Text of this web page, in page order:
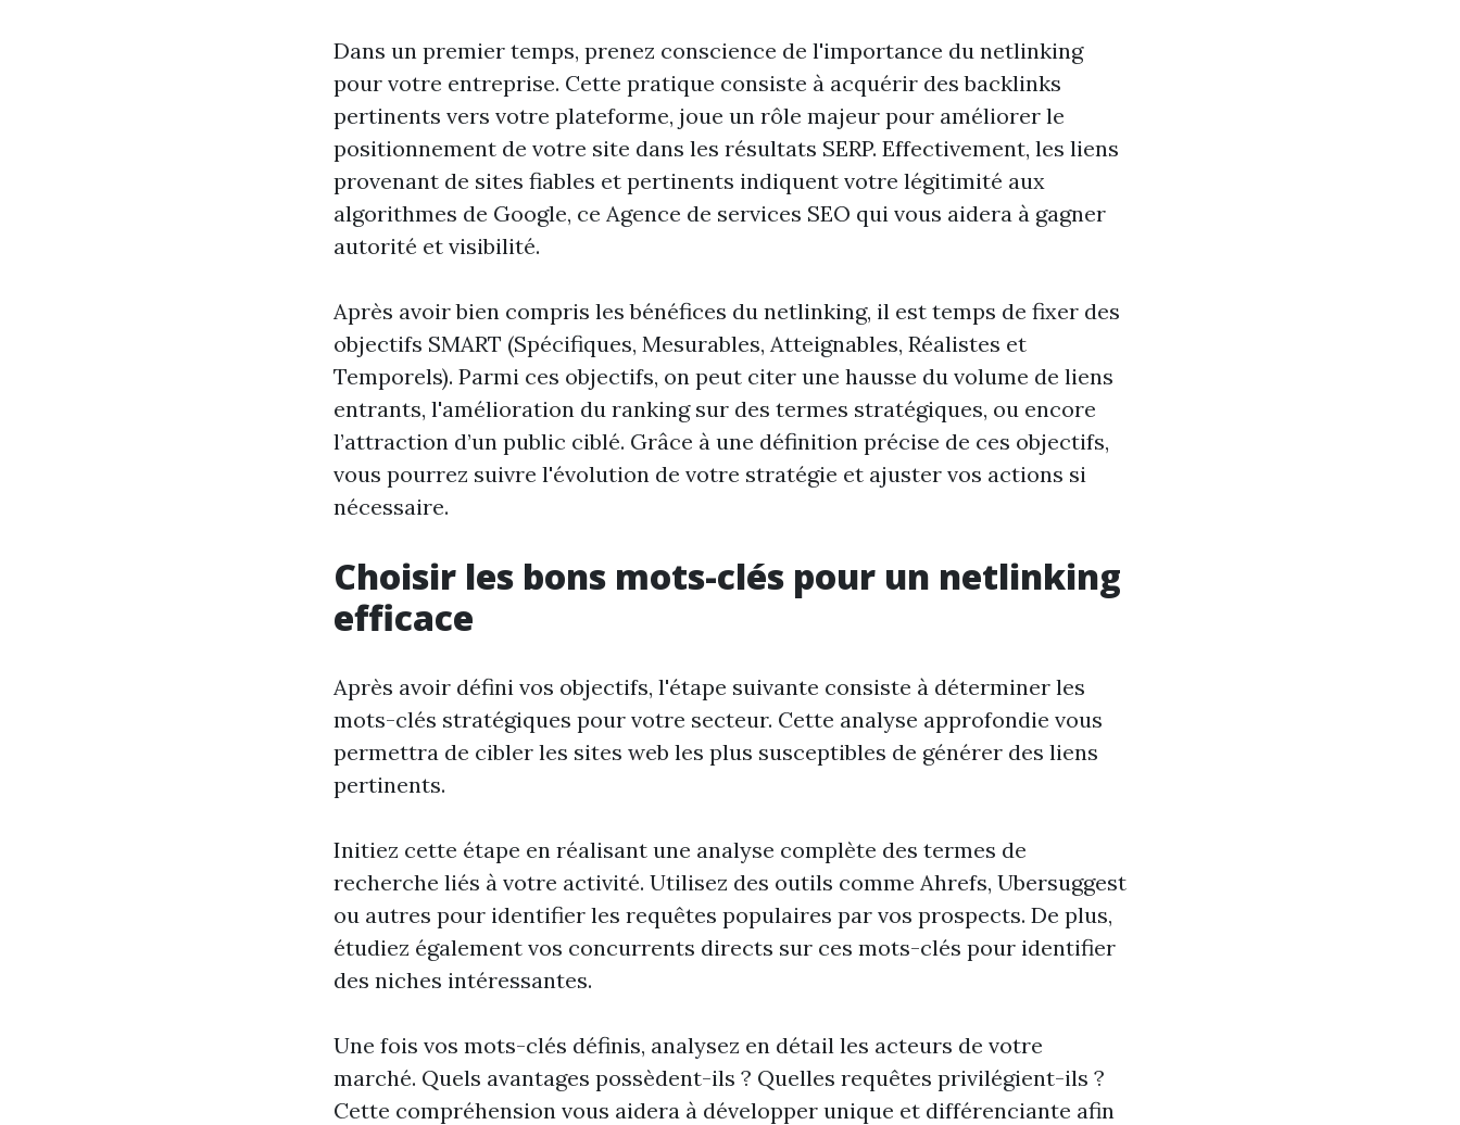
Dans un premier temps, prenez conscience de l'importance du netlinking
pour votre entreprise. Cette pratique consiste à acquérir des backlinks
pertinents vers votre plateforme, joue un rôle majeur pour améliorer le
positionnement de votre site dans les résultats SERP. Effectivement, les liens
provenant de sites fiables et pertinents indiquent votre légitimité aux
algorithmes de Google, ce Agence de services SEO qui vous aidera à gagner
autorité et visibilité.
Après avoir bien compris les bénéfices du netlinking, il est temps de fixer des
objectifs SMART (Spécifiques, Mesurables, Atteignables, Réalistes et
Temporels). Parmi ces objectifs, on peut citer une hausse du volume de liens
entrants, l'amélioration du ranking sur des termes stratégiques, ou encore
l’attraction d’un public ciblé. Grâce à une définition précise de ces objectifs,
vous pourrez suivre l'évolution de votre stratégie et ajuster vos actions si
nécessaire.
Choisir les bons mots-clés pour un netlinking
efficace
Après avoir défini vos objectifs, l'étape suivante consiste à déterminer les
mots-clés stratégiques pour votre secteur. Cette analyse approfondie vous
permettra de cibler les sites web les plus susceptibles de générer des liens
pertinents.
Initiez cette étape en réalisant une analyse complète des termes de
recherche liés à votre activité. Utilisez des outils comme Ahrefs, Ubersuggest
ou autres pour identifier les requêtes populaires par vos prospects. De plus,
étudiez également vos concurrents directs sur ces mots-clés pour identifier
des niches intéressantes.
Une fois vos mots-clés définis, analysez en détail les acteurs de votre
marché. Quels avantages possèdent-ils ? Quelles requêtes privilégient-ils ?
Cette compréhension vous aidera à développer unique et différenciante afin